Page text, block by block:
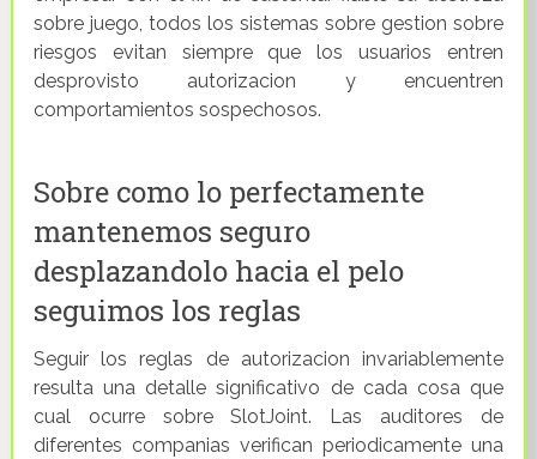
sobre juego, todos los sistemas sobre gestion sobre
riesgos evitan siempre que los usuarios entren
desprovisto autorizacion y encuentren
comportamientos sospechosos.
Sobre como lo perfectamente
mantenemos seguro
desplazandolo hacia el pelo
seguimos los reglas
Seguir los reglas de autorizacion invariablemente
resulta una detalle significativo de cada cosa que
cual ocurre sobre SlotJoint. Las auditores de
diferentes companias verifican periodicamente una